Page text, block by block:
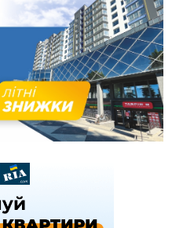
жительки Коломийщини
сильна спека до 39°
який зливав з цистерни
та оновили правила
невідомі засипали
нові температурні
є постраждалі,